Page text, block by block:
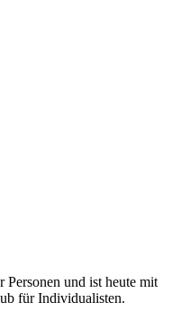
und ist heute mit
für Individualisten.